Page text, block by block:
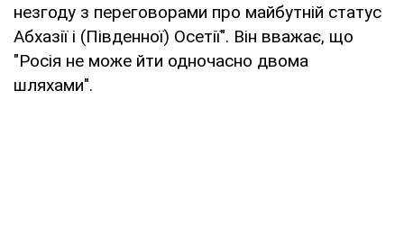
незгоду з переговорами про майбутній статус
Абхазії і (Південної) Осетії". Він вважає, що
"Росія не може йти одночасно двома
шляхами".